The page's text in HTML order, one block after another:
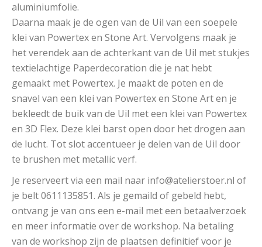
aluminiumfolie.
Daarna maak je de ogen van de Uil van een soepele
klei van Powertex en Stone Art. Vervolgens maak je
het verendek aan de achterkant van de Uil met stukjes
textielachtige Paperdecoration die je nat hebt
gemaakt met Powertex. Je maakt de poten en de
snavel van een klei van Powertex en Stone Art en je
bekleedt de buik van de Uil met een klei van Powertex
en 3D Flex. Deze klei barst open door het drogen aan
de lucht. Tot slot accentueer je delen van de Uil door
te brushen met metallic verf.
Je reserveert via een mail naar info@atelierstoer.nl of
je belt 0611135851. Als je gemaild of gebeld hebt,
ontvang je van ons een e-mail met een betaalverzoek
en meer informatie over de workshop. Na betaling
van de workshop zijn de plaatsen definitief voor je